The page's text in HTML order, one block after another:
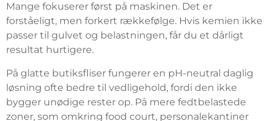
Mange fokuserer først på maskinen. Det er
forståeligt, men forkert rækkefølge. Hvis kemien ikke
passer til gulvet og belastningen, får du et dårligt
resultat hurtigere.
På glatte butiksfliser fungerer en pH-neutral daglig
løsning ofte bedre til vedligehold, fordi den ikke
bygger unødige rester op. På mere fedtbelastede
zoner, som omkring food court, personalekantiner